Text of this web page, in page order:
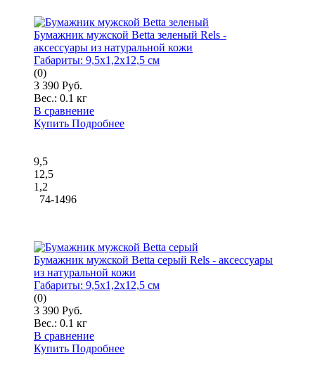
Бумажник мужской Betta зеленый Rels -
аксессуары из натуральной кожи
Габариты: 9,5x1,2x12,5 см
(0)
3 390 Руб.
Вес.: 0.1 кг
В сравнение
Купить Подробнее
9,5
12,5
1,2
74-1496
Бумажник мужской Betta серый Rels - аксессуары
из натуральной кожи
Габариты: 9,5x1,2x12,5 см
(0)
3 390 Руб.
Вес.: 0.1 кг
В сравнение
Купить Подробнее